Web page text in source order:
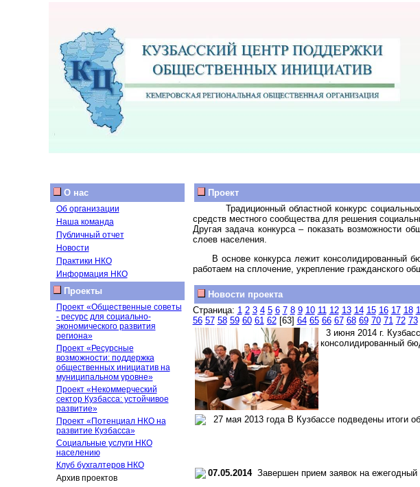
О нас
Об организации
Наша команда
Публичный отчет
Новости
Практики НКО
Информация НКО
Проекты
Проект «Общественные советы
- ресурс для социально-
экономического развития
региона»
Проект «Ресурсные
возможности: поддержка
общественных инициатив на
муниципальном уровне»
Проект «Некоммерческий
сектор Кузбасса: устойчивое
развитие»
Проект «Потенциал НКО на
развитие Кузбасса»
Социальные услуги НКО
населению
Клуб бухгалтеров НКО
Архив проектов
Проект
Традиционный областной конкурс
средств местного сообщества для решения
Другая задача конкурса – показать возможности
слоев населения.
В основе конкурса лежит консолидированный
работаем на сплочение, укрепление гражданского
Новости проекта
Страница: 1 2 3 4 5 6 7 8 9 10 11 12 13 14 15 16 17 18
56 57 58 59 60 61 62[63] 64 65 66 67 68 69 70 71 72 73
3 июня 2014 г.
консолидированный
27 мая 2013 года В Кузбассе подведены итоги
07.05.2014Завершен прием заявок на ежегодный